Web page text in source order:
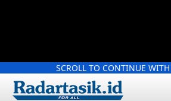
SCROLL TO CONTINUE